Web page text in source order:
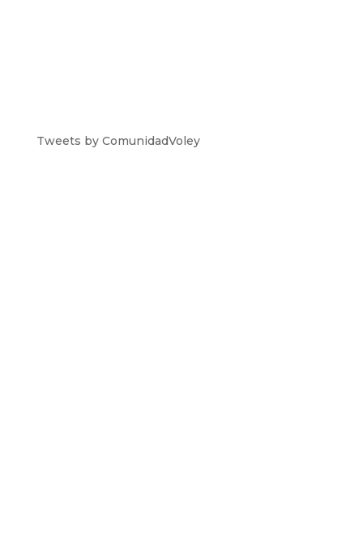
Tweets by ComunidadVoley